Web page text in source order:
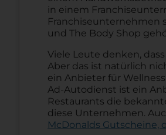
in einem
Franchiseunternehmen
und The Body Shop
Viele Leute denken,
Aber das ist natürlich
ein Anbieter für
Ad-Autodienst ist ein
Restaurants die
diese Unternehmen.
McDonalds Gutscheine,